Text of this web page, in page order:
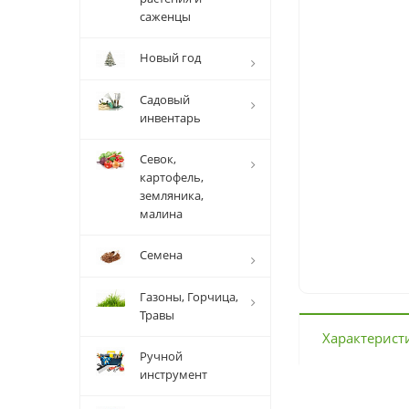
саженцы
Новый год
Садовый
инвентарь
Севок,
картофель,
земляника,
малина
Семена
Газоны, Горчица,
Травы
Ручной
инструмент